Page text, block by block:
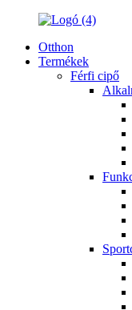
Otthon
Termékek
Férfi cipő